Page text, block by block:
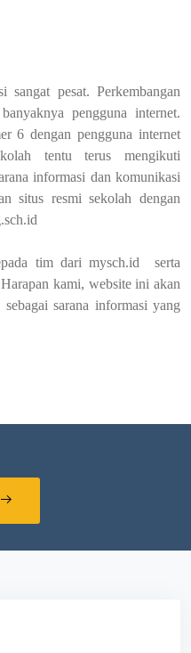
sangat pesat. Perkembangan
pengguna internet.
6 dengan pengguna internet
tentu terus mengikuti
informasi dan komunikasi
situs resmi sekolah dengan
tim dari mysch.id serta
kami, website ini akan
sarana informasi yang